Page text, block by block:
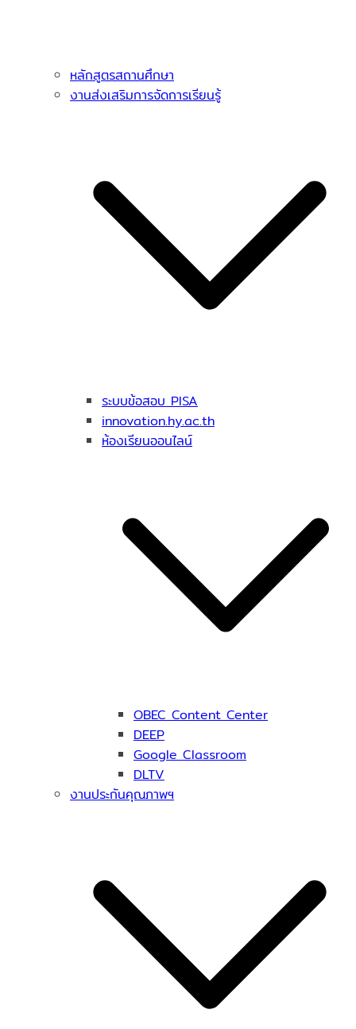
หลักสูตรสถานศึกษา
งานส่งเสริมการจัดการเรียนรู้
ระบบข้อสอบ PISA
innovation.hy.ac.th
ห้องเรียนออนไลน์
OBEC Content Center
DEEP
Google Classroom
DLTV
งานประกันคุณภาพฯ